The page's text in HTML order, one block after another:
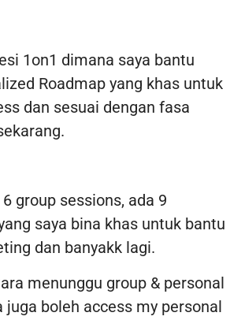
1on1 dimana saya bantu
Roadmap yang khas untuk
dan sesuai dengan fasa
group sessions, ada 9
saya bina khas untuk bantu
dan banyakk lagi.
menunggu group & personal
juga boleh access my personal